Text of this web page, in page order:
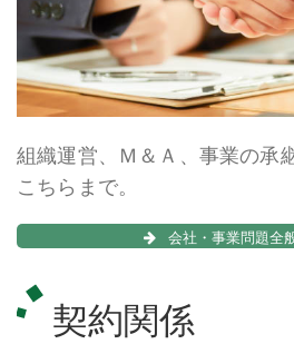
組織運営、Ｍ＆Ａ、事業の承
こちらまで。
会社・事業問題全
契約関係